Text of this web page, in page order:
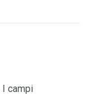
I campi